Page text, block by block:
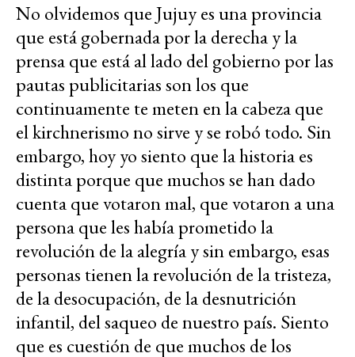
No olvidemos que Jujuy es una provincia
que está gobernada por la derecha y la
prensa que está al lado del gobierno por las
pautas publicitarias son los que
continuamente te meten en la cabeza que
el kirchnerismo no sirve y se robó todo. Sin
embargo, hoy yo siento que la historia es
distinta porque que muchos se han dado
cuenta que votaron mal, que votaron a una
persona que les había prometido la
revolución de la alegría y sin embargo, esas
personas tienen la revolución de la tristeza,
de la desocupación, de la desnutrición
infantil, del saqueo de nuestro país. Siento
que es cuestión de que muchos de los